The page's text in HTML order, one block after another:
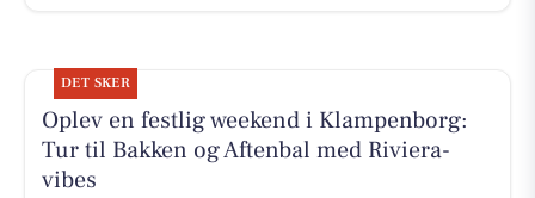
DET SKER
Oplev en festlig weekend i Klampenborg:
Tur til Bakken og Aftenbal med Riviera-
vibes